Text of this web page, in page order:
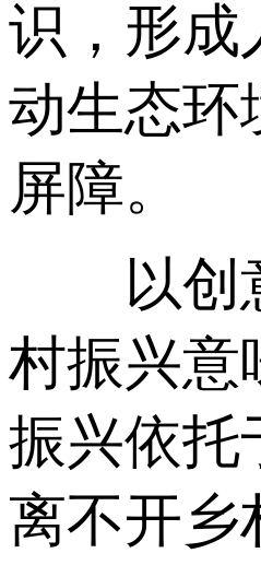
识，形成
动生态环
屏障。
以创意
村振兴意
振兴依托
离不开乡